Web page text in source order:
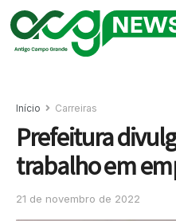
Início Carreiras
Prefeitura
trabalho em
21 de novembro de 2022